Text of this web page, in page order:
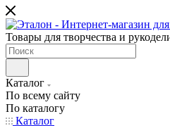
Товары для творчества и
Каталог
По всему сайту
По каталогу
Каталог